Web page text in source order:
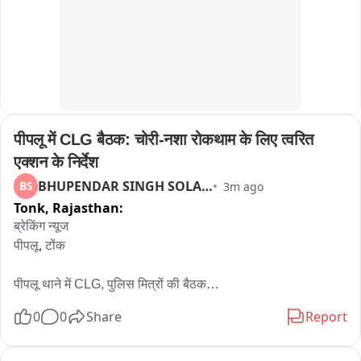
पीपलू में CLG बैठक: चोरी-नशा रोकथाम के लिए त्वरित
एक्शन के निर्देश
BS BHUPENDAR SINGH SOLANKI 3m ago
Tonk, Rajasthan:
ब्रेकिंग न्यूज
पीपलू, टोंक
पीपलू थाने में CLG, पुलिस मित्रों की बैठक
बैठक 0 0 Share Report